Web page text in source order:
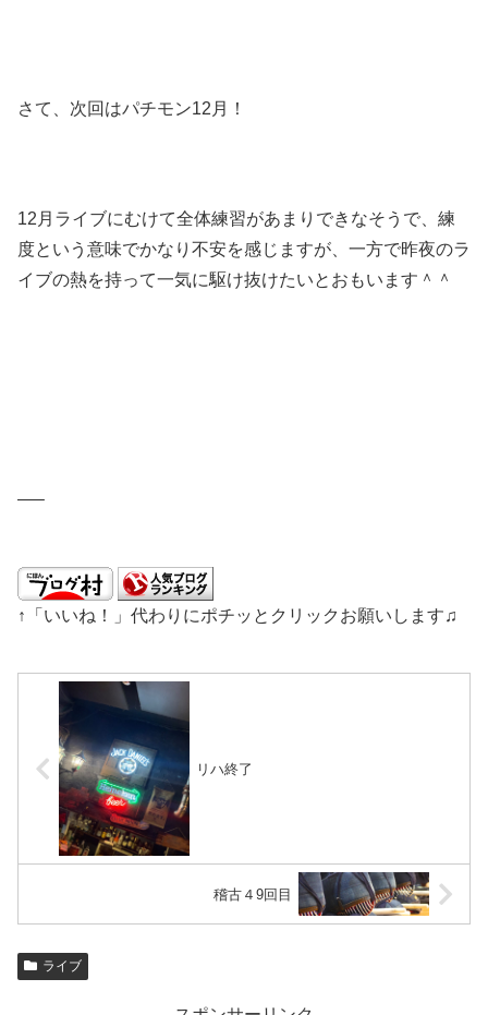
さて、次回はパチモン12月！
12月ライブにむけて全体練習があまりできなそうで、練
度という意味でかなり不安を感じますが、一方で昨夜のラ
イブの熱を持って一気に駆け抜けたいとおもいます＾＾
—–
↑「いいね！」代わりにポチッとクリックお願いします♫
リハ終了
稽古４9回目
ライブ